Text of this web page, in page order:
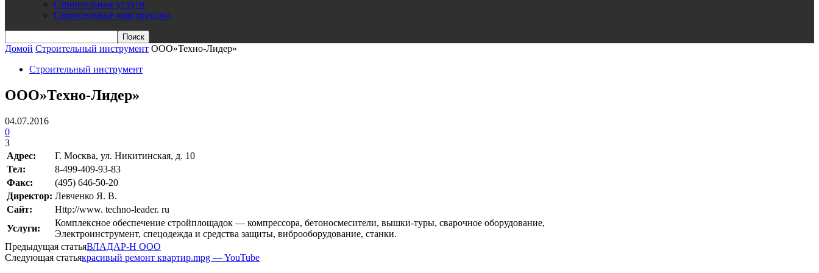
Строительные услуги
Строительные конструкции
Домой Строительный инструмент ООО»Техно-Лидер»
Строительный инструмент
ООО»Техно-Лидер»
04.07.2016
0
3
Адрес:
Г. Москва, ул. Никитинская, д. 10
Teл:
8-499-409-93-83
Факс:
(495) 646-50-20
Директор: Левченко Я. В.
Сайт:
Http://www. techno-leader. ru
Услуги:
Комплексное обеспечение стройплощадок — компрессора, бетоносмесители, вышки-туры, сварочное оборудование,
Электроинструмент, спецодежда и средства защиты, виброоборудование, станки.
Предыдущая статьяВЛАДАР-Н ООО
Следующая статьякрасивый ремонт квартир.mpg — YouTube